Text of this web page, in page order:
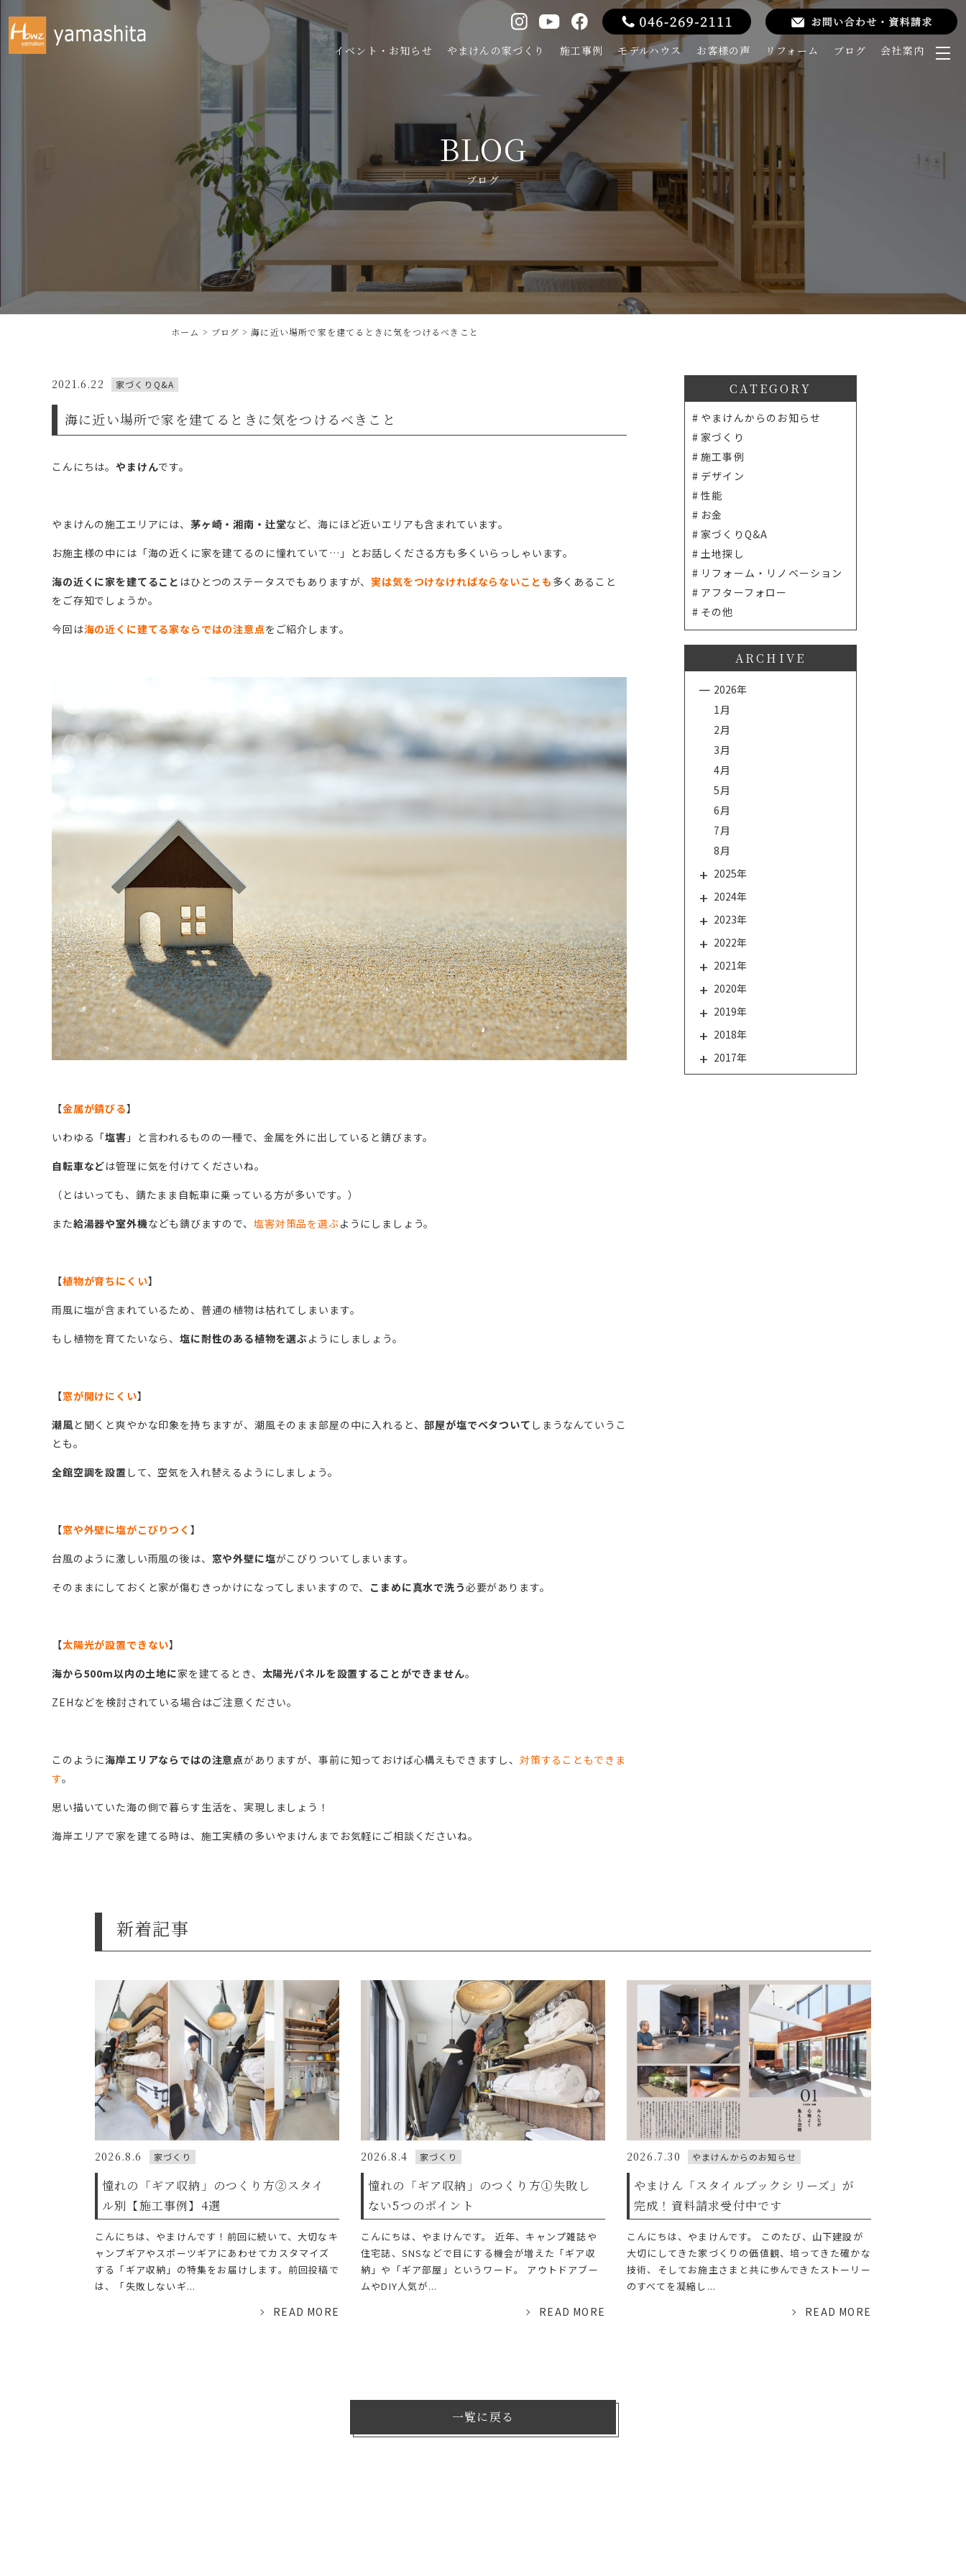
イベント・お知らせ やまけんの家づくり 施工事例 モデルハウス お客様の声 リフォーム ブログ 会社案内
メ
開
く
BLOG
ブログ
ホーム ブログ 海に近い場所で家を建てるときに気をつけるべきこと
2021.6.22 家づくりQ&A
海に近い場所で家を建てるときに気をつけるべきこと
こんにちは。やまけんです。
やまけんの施工エリアには、 茅ヶ崎・湘南・辻堂など、海にほど近いエリアも含まれています。
お施主様の中には「海の近くに家を建てるのに憧れていて…」とお話しくださる方も多くいらっしゃいます。
海の近くに家を建てること はひとつのステータスでもありますが、実は気をつけなければならないことも 多くあること
をご存知でしょうか。
今回は海の近くに建てる家ならではの注意点をご紹介します。
【金属が錆びる】
いわゆる「塩害 」と言われるものの一種で、金属を外に出していると錆びます。
自転車などは管理に気を付けてくださいね。
（とはいっても、錆たまま自転車に乗っている方が多いです。）
また給湯器や室外機なども錆びますので、 塩害対策品を選ぶようにしましょう。
【植物が育ちにくい】
雨風に塩が含まれているため、普通の植物は枯れてしまいます。
もし植物を育てたいなら、塩に耐性のある植物を選ぶようにしましょう。
【窓が開けにくい】
潮風と聞くと爽やかな印象を持ちますが、潮風そのまま部屋の中に入れると、部屋が塩でベタついて しまうなんていうこ
とも。
全館空調を設置 して、空気を入れ替えるようにしましょう。
【窓や外壁に塩がこびりつく 】
台風のように激しい雨風の後は、 窓や外壁に塩がこびりついてしまいます。
そのままにしておくと家が傷むきっかけになってしまいますので、 こまめに真水で洗う必要があります。
【太陽光が設置できない】
海から500m以内の土地に家を建てるとき、 太陽光パネルを設置することができません。
ZEHなどを検討されている場合はご注意ください。
このように海岸エリアならではの注意点がありますが、事前に知っておけば心構えもできますし、 対策することもできま
す。
思い描いていた海の側で暮らす生活を、実現しましょう！
海岸エリアで家を建てる時は、施工実績の多いやまけんまでお気軽にご相談くださいね。
CATEGORY
やまけんからのお知らせ
家づくり
施工事例
デザイン
性能
お金
家づくりQ&A
土地探し
リフォーム・リノベーション
アフターフォロー
その他
ARCHIVE
2026年
1月
2月
3月
4月
5月
6月
7月
8月
2025年
2024年
2023年
2022年
2021年
2020年
2019年
2018年
2017年
新着記事
2026.8.6 家づくり
憧れの「ギア収納」のつくり方②スタイ
ル別【施工事例】4選
こんにちは、やまけんです！前回に続いて、大切なキ
ャンプギアやスポーツギアにあわせてカスタマイズ
する「ギア収納」の特集をお届けします。前回投稿で
は、「失敗しないギ...
READ MORE
2026.8.4 家づくり
憧れの「ギア収納」のつくり方①失敗し
ない5つのポイント
こんにちは、やまけんです。 近年、キャンプ雑誌や
住宅誌、SNSなどで目にする機会が増えた「ギア収
納」や「ギア部屋」というワード。 アウトドアブー
ムやDIY人気が...
READ MORE
2026.7.30 やまけんからのお知らせ
やまけん「スタイルブックシリーズ」が
完成！資料請求受付中です
こんにちは、やまけんです。 このたび、山下建設が
大切にしてきた家づくりの価値観、培ってきた確かな
技術、そしてお施主さまと共に歩んできたストーリー
のすべてを凝縮し...
READ MORE
一覧に戻る